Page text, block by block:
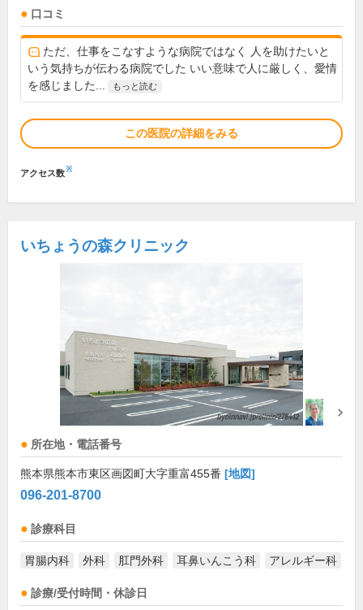
口コミ
ただ、仕事をこなすような病院ではなく 人を助けたいと
いう気持ちが伝わる病院でした いい意味で人に厳しく、愛情
を感じました...
もっと読む
この医院の詳細をみる
アクセス数※
いちょうの森クリニック
所在地・電話番号
熊本県熊本市東区画図町大字重富455番 [地図]
096-201-8700
診療科目
胃腸内科 外科 肛門外科 耳鼻いんこう科 アレルギー科
診療/受付時間・休診日